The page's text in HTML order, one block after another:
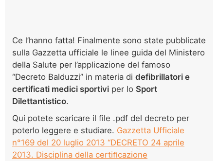
Ce l’hanno fatta! Finalmente sono state pubblicate
sulla Gazzetta ufficiale le linee guida del Ministero
della Salute per l’applicazione del famoso
“Decreto Balduzzi” in materia di defibrillatori e
certificati medici sportivi per lo Sport
Dilettantistico.
Qui potete scaricare il file .pdf del decreto per
poterlo leggere e studiare. Gazzetta Ufficiale
n°169 del 20 luglio 2013 “DECRETO 24 aprile
2013. Disciplina della certiﬁcazione